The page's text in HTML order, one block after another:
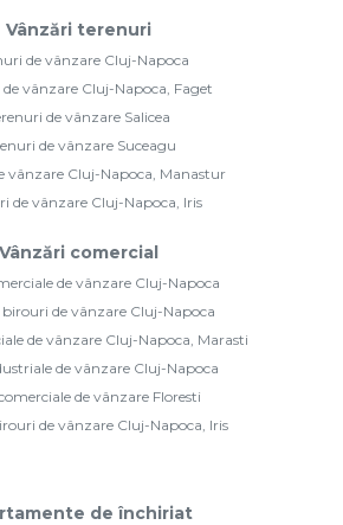
Vânzări terenuri
de vânzare Cluj-Napoca
de vânzare Cluj-Napoca, Faget
de vânzare Salicea
de vânzare Suceagu
vânzare Cluj-Napoca, Manastur
de vânzare Cluj-Napoca, Iris
Vânzări comercial
de vânzare Cluj-Napoca
birouri de vânzare Cluj-Napoca
de vânzare Cluj-Napoca, Marasti
de vânzare Cluj-Napoca
de vânzare Floresti
de vânzare Cluj-Napoca, Iris
de închiriat